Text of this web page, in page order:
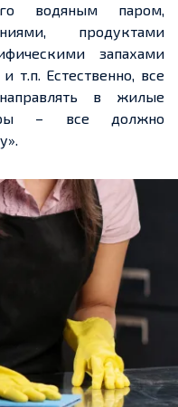
водяным паром,
продуктами
запахами
т.п. Естественно, все
в жилые
– все должно